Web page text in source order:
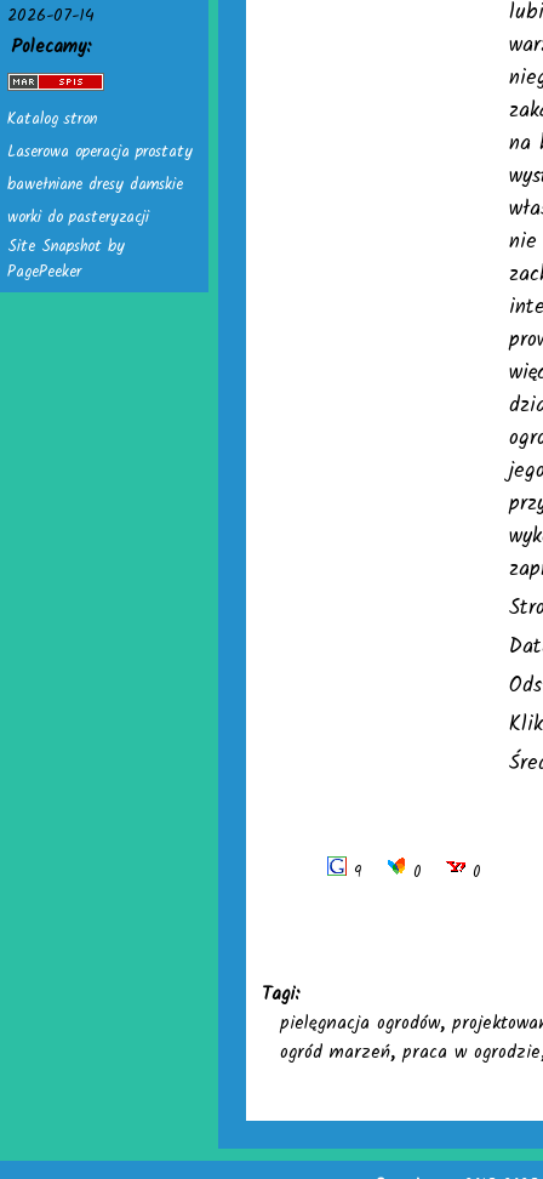
2026-07-14
Polecamy:
Katalog stron
Laserowa operacja prostaty
bawełniane dresy damskie
worki do pasteryzacji
Site Snapshot by
PagePeeker
na
nie
9 0 0
Tagi:
pielęgnacja ogrodów,
ogród marzeń,praca w ogrodzie